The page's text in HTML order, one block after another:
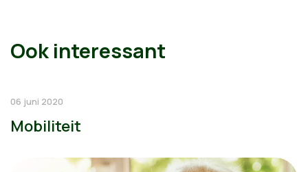
Ook interessant
06 juni 2020
Mobiliteit